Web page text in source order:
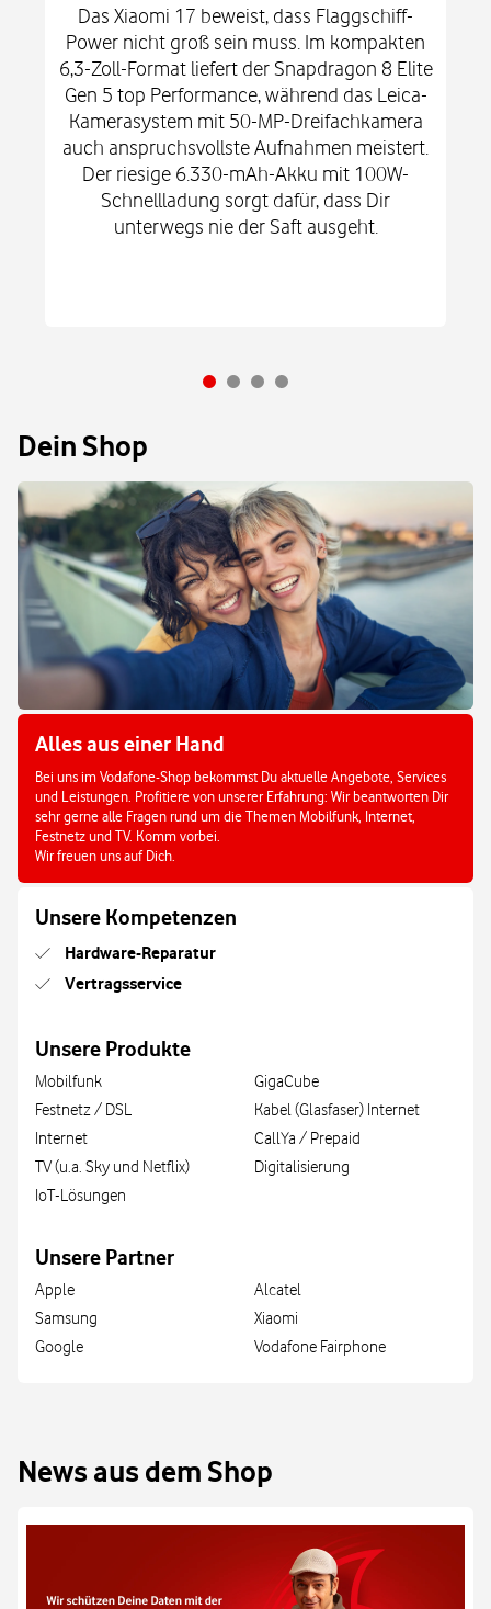
Das Xiaomi 17 beweist, dass Flaggschiff-
Power nicht groß sein muss. Im kompakten
6,3-Zoll-Format liefert der Snapdragon 8 Elite
Gen 5 top Performance, während das Leica-
Kamerasystem mit 50-MP-Dreifachkamera
auch anspruchsvollste Aufnahmen meistert.
Der riesige 6.330-mAh-Akku mit 100W-
Schnellladung sorgt dafür, dass Dir
unterwegs nie der Saft ausgeht.
Dein Shop
Alles aus einer Hand
Bei uns im Vodafone-Shop bekommst Du aktuelle Angebote, Services
und Leistungen. Profitiere von unserer Erfahrung: Wir beantworten Dir
sehr gerne alle Fragen rund um die Themen Mobilfunk, Internet,
Festnetz und TV. Komm vorbei.
Wir freuen uns auf Dich.
Unsere Kompetenzen
Hardware-Reparatur
Vertragsservice
Unsere Produkte
Mobilfunk
Festnetz / DSL
Internet
TV (u.a. Sky und Netflix)
IoT-Lösungen
GigaCube
Kabel (Glasfaser) Internet
CallYa / Prepaid
Digitalisierung
Unsere Partner
Apple
Samsung
Google
Alcatel
Xiaomi
Vodafone Fairphone
News aus dem Shop